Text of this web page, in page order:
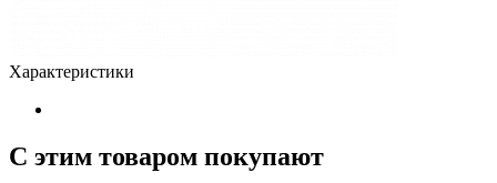
Характеристики
С этим товаром покупают